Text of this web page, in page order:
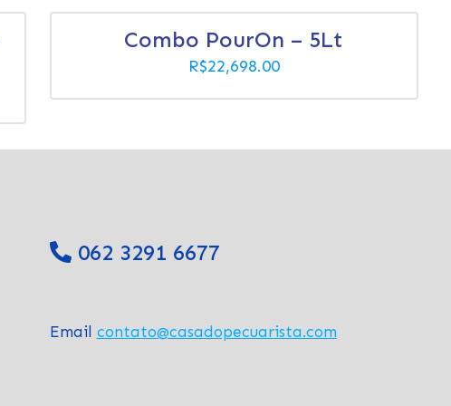
Combo PourOn – 5Lt
R$22,698.00
062 3291 6677
Email contato@casadopecuarista.com